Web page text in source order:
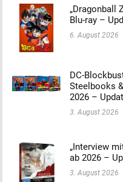
„Dragonball
Blu-ray –
6. August 2026
DC-
Steelbooks
2026 –
3. August 2026
„Interview
ab 2026 –
3. August 2026